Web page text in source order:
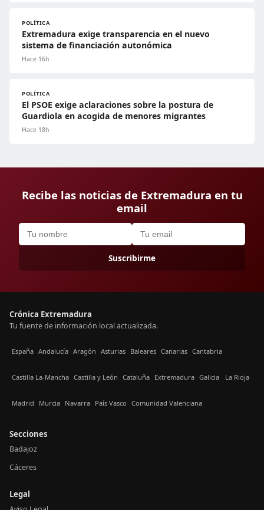
POLÍTICA
Extremadura exige transparencia en el nuevo
sistema de financiación autonómica
Hace 16h
POLÍTICA
El PSOE exige aclaraciones sobre la postura de
Guardiola en acogida de menores migrantes
Hace 18h
Recibe las noticias de Extremadura en tu
email
Suscribirme
Crónica Extremadura
Tu fuente de información local actualizada.
España Andalucía Aragón Asturias Baleares Canarias Cantabria
Castilla La-Mancha Castilla y León Cataluña Extremadura Galicia La Rioja
Madrid Murcia Navarra País Vasco Comunidad Valenciana
Secciones
Badajoz
Cáceres
Legal